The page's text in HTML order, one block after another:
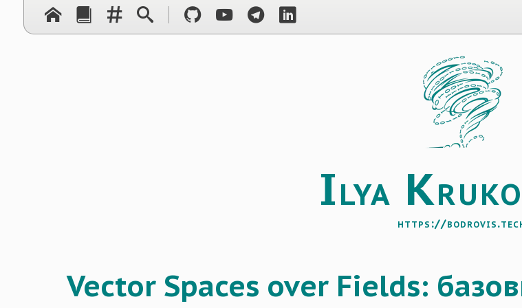
Ilya K
https://
Vector Spaces over Fields: